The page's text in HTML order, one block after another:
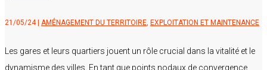
21/05/24| AMÉNAGEMENT DU TERRITOIRE, EXPLOITATION ET MAINTENANCE
Les gares et leurs quartiers jouent un rôle crucial dans la vitalité et le
dynamisme des villes. En tant que points nodaux de convergence